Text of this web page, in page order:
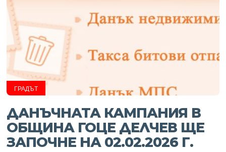
ГРАДЪТ
ДАНЪЧНАТА КАМПАНИЯ В
ОБЩИНА ГОЦЕ ДЕЛЧЕВ ЩЕ
ЗАПОЧНЕ НА 02.02.2026 Г.